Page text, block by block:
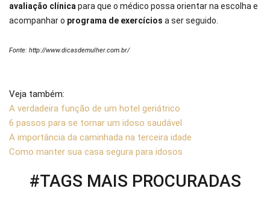
avaliação clínica para que o médico possa orientar na escolha e
acompanhar o programa de exercícios a ser seguido.
Fonte: http://www.dicasdemulher.com.br/
Veja também:
A verdadeira função de um hotel geriátrico
6 passos para se tornar um idoso saudável
A importância da caminhada na terceira idade
Como manter sua casa segura para idosos
#TAGS MAIS PROCURADAS